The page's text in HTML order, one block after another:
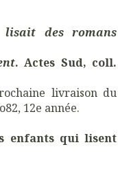
des romans
. Actes Sud, coll.
livraison du
12e année.
enfants qui lisent